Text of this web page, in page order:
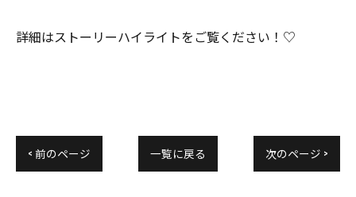
詳細はストーリーハイライトをご覧ください！♡
< 前のページ 一覧に戻る 次のページ >